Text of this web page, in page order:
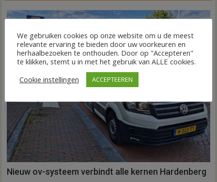
Nieuw ov-systeem verbindt alle kernen Hardenberg
We gebruiken cookies op onze website om u de meest
relevante ervaring te bieden door uw voorkeuren en
herhaalbezoeken te onthouden. Door op "Accepteren"
te klikken, stemt u in met het gebruik van ALLE cookies.
Cookie instellingen
ACCEPTEEREN